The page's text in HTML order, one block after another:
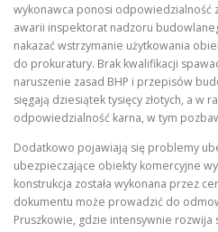
wykonawca ponosi odpowiedzialność
awarii inspektorat nadzoru
nakazać wstrzymanie użytkowania
do prokuratury. Brak kwalifikacji
naruszenie zasad BHP i przepisów
sięgają dziesiątek tysięcy złotych, a w
odpowiedzialność karna, w tym
Dodatkowo pojawiają się problemy
ubezpieczające obiekty komercyjne
konstrukcja została wykonana przez
dokumentu może prowadzić do
Pruszkowie, gdzie intensywnie rozwija